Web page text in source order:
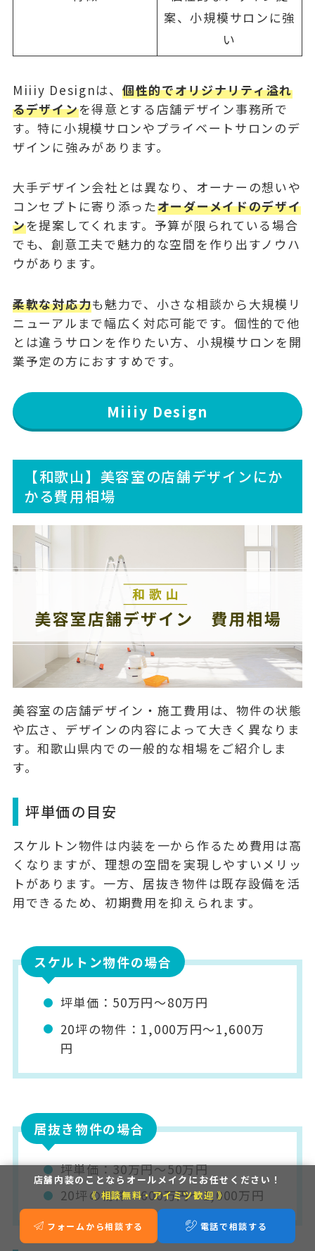
案、小規模サロンに強
い
Miiiy Designは、 個性的でオリジナリティ溢れ
るデザインを得意とする店舗デザイン事務所で
す。特に小規模サロンやプライベートサロンのデ
ザインに強みがあります。
大手デザイン会社とは異なり、オーナーの想いや
コンセプトに寄り添ったオーダーメイドのデザイ
ンを提案してくれます。予算が限られている場合
でも、創意工夫で魅力的な空間を作り出すノウハ
ウがあります。
柔軟な対応力も魅力で、小さな相談から大規模リ
ニューアルまで幅広く対応可能です。個性的で他
とは違うサロンを作りたい方、小規模サロンを開
業予定の方におすすめです。
Miiiy Design
【和歌山】美容室の店舗デザインにか
かる費用相場
美容室の店舗デザイン・施工費用は、物件の状態
や広さ、デザインの内容によって大きく異なりま
す。和歌山県内での一般的な相場をご紹介しま
す。
坪単価の目安
スケルトン物件は内装を一から作るため費用は高
くなりますが、理想の空間を実現しやすいメリッ
トがあります。一方、居抜き物件は既存設備を活
用できるため、初期費用を抑えられます。
スケルトン物件の場合
坪単価： 50万円〜80万円
20坪の物件： 1,000万円〜1,600万
円
居抜き物件の場合
坪単価：30万円〜50万円
20坪の物件：600万円〜1,000万円
店舗内装のことなら オールメイクにお任せください！
《 相談無料・アイミツ歓迎 》
フォームから相談する 電話で相談する